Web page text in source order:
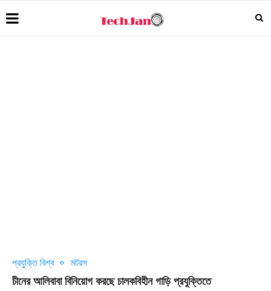
প্রযুক্তি বিশ্ব মটরস
চীনের আলিবাবা বিনিয়োগ করছে চালকবিহীন গাড়ি প্রযুক্তিতে